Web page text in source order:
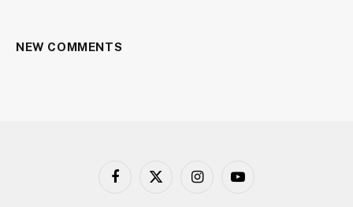
NEW COMMENTS
Facebook
X
InstagramYouTube